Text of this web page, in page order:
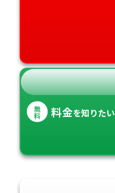
無
料 料金を知りたい